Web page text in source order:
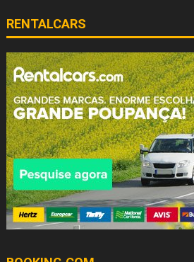
RENTALCARS